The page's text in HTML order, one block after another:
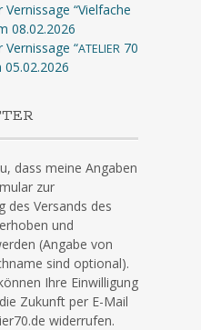
Vernissage “Vielfache
08.02.2026
Vernissage “ATELIER70
05.02.2026
dass meine Angaben
zur
des Versands des
und
(Angabe von
sind optional).
Ihre Einwilligung
Zukunft per E-Mail
widerrufen.